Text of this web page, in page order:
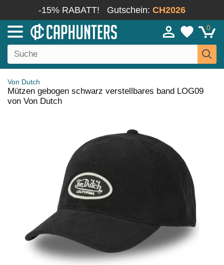
-15% RABATT! Gutschein: CH2026
0
Von Dutch
Mützen gebogen schwarz verstellbares band LOG09
von Von Dutch